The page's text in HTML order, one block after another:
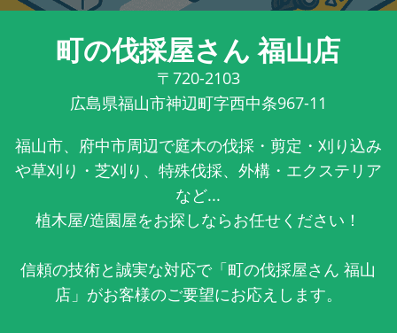
町の伐採屋さん 福山店
〒720-2103
広島県福山市神辺町字西中条967-11
福山市、府中市周辺で庭木の伐採・剪定・刈り込み
や草刈り・芝刈り、特殊伐採、外構・エクステリア
など...
植木屋/造園屋をお探しならお任せください！
信頼の技術と誠実な対応で「町の伐採屋さん 福山
店」がお客様のご要望にお応えします。